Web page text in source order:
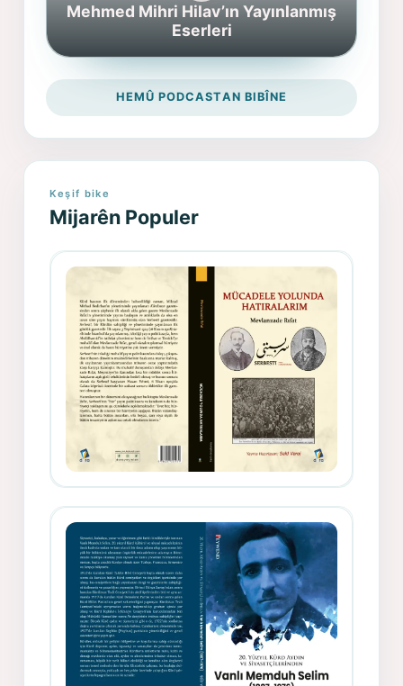
Mehmed Mihri Hilav’ın Yayınlanmış
Eserleri
HEMÛ PODCASTAN BIBÎNE
Keşif bike
Mijarên Populer